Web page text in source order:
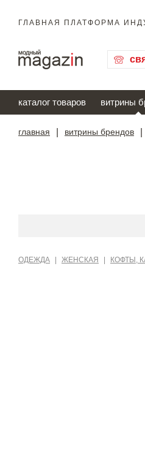
ГЛАВНАЯ ПЛАТФОРМА
каталог товаров витрины
главная витрины брендов
ОДЕЖДА ЖЕНСКАЯ КОФТЫ,